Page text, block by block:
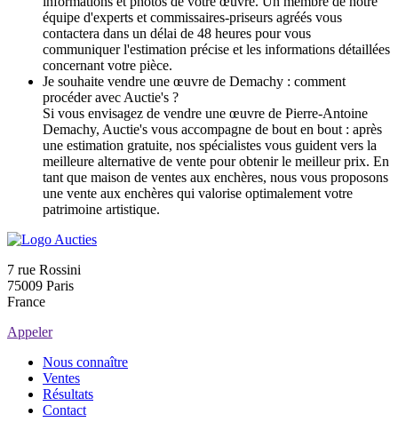
équipe d'experts et commissaires-priseurs agréés vous
contactera dans un délai de 48 heures pour vous
communiquer l'estimation précise et les informations détaillées
concernant votre pièce.
Je souhaite vendre une œuvre de Demachy : comment
procéder avec Auctie's ?
Si vous envisagez de vendre une œuvre de Pierre-Antoine
Demachy, Auctie's vous accompagne de bout en bout : après
une estimation gratuite, nos spécialistes vous guident vers la
meilleure alternative de vente pour obtenir le meilleur prix. En
tant que maison de ventes aux enchères, nous vous proposons
une vente aux enchères qui valorise optimalement votre
patrimoine artistique.
7 rue Rossini
75009 Paris
France
Appeler
Nous connaître
Ventes
Résultats
Contact